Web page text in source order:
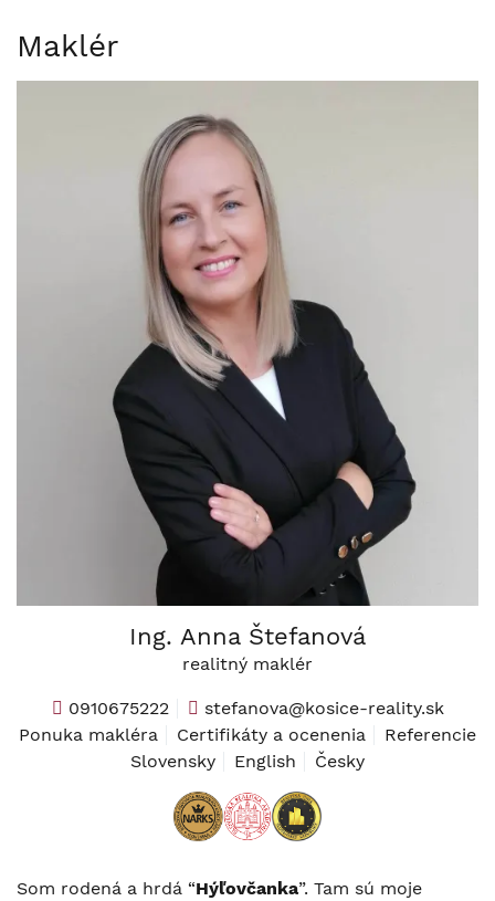
Maklér
Ing. Anna Štefanová
realitný maklér
0910675222
stefanova@kosice-reality.sk
Ponuka makléra
Certifikáty a ocenenia
Referencie
Slovensky
English Česky
Som rodená a hrdá “Hýľovčanka”. Tam sú moje